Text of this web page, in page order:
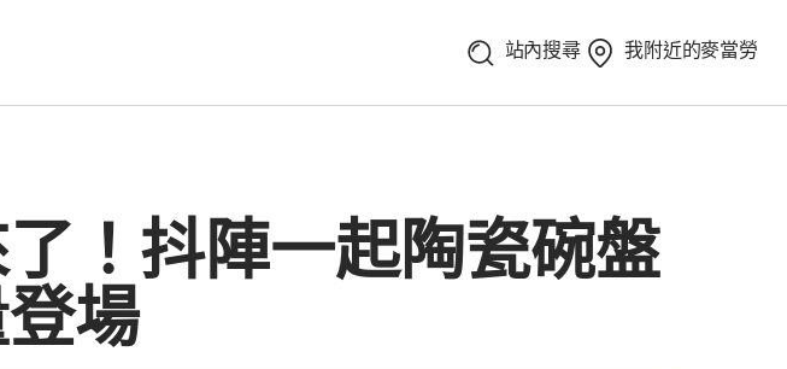
站內搜尋 我附近的麥當勞
！抖陣一起陶瓷碗盤
場